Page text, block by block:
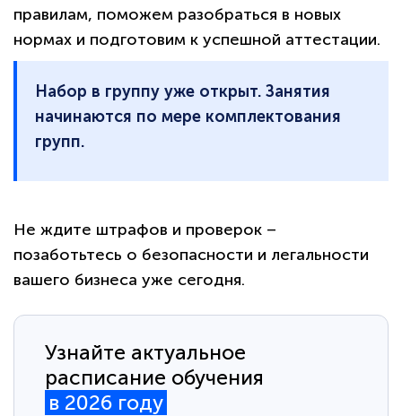
правилам, поможем разобраться в новых
нормах и подготовим к успешной аттестации.
Набор в группу уже открыт. Занятия
начинаются по мере комплектования
групп.
Не ждите штрафов и проверок –
позаботьтесь о безопасности и легальности
вашего бизнеса уже сегодня.
Узнайте актуальное
расписание обучения
в 2026 году